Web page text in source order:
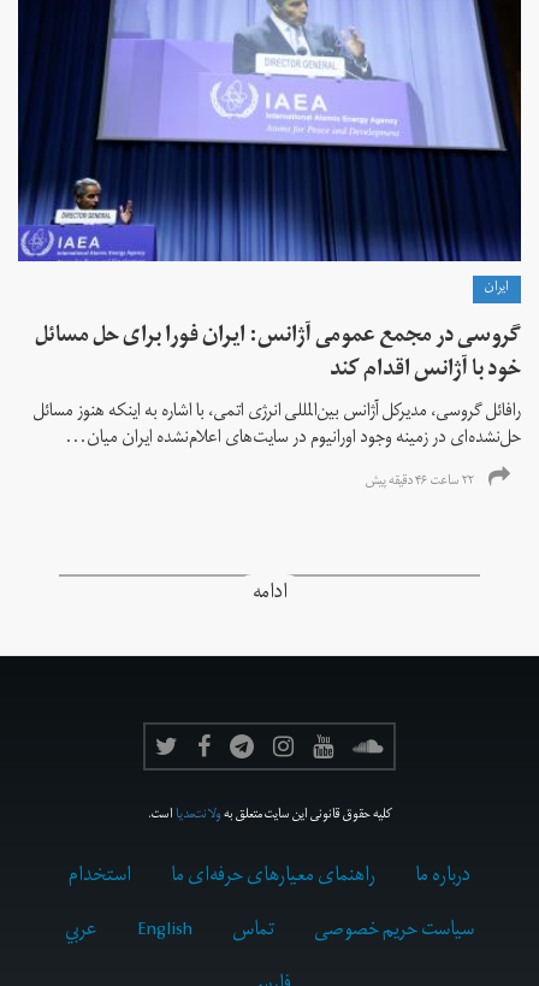
ايران
گروسی در مجمع عمومی آژانس: ایران فورا برای حل مسائل
خود با آژانس اقدام کند
رافائل گروسی، مدیرکل آژانس بین‌المللی انرژی اتمی، با اشاره به اینکه هنوز مسائل
حل‌نشده‌ای در زمینه وجود اورانیوم در سایت‌های اعلام‌نشده ایران میان...
۲۲ ساعت ۴۶ دقیقه پیش
ادامه
کلیه حقوق قانونی این سایت متعلق بهولانت‌مدیااست.
درباره ما راهنمای معیارهای حرفه‌ای ما
استخدام
سیاست حریم خصوصی
تماس English
عربي